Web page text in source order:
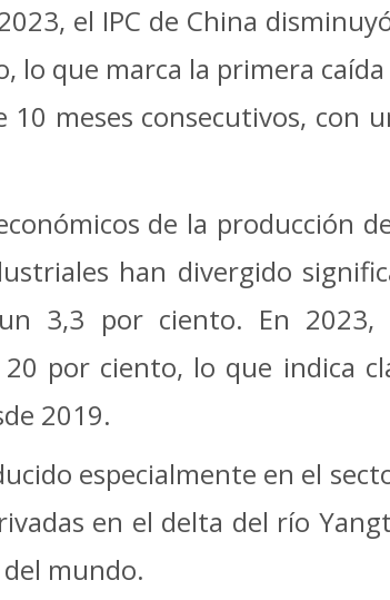
el IPC de China
lo que marca la primera
meses consecutivos, con
de la producción
han divergido
3,3 por ciento. En
por ciento, lo que indica
2019.
especialmente en el
en el delta del río
mundo.